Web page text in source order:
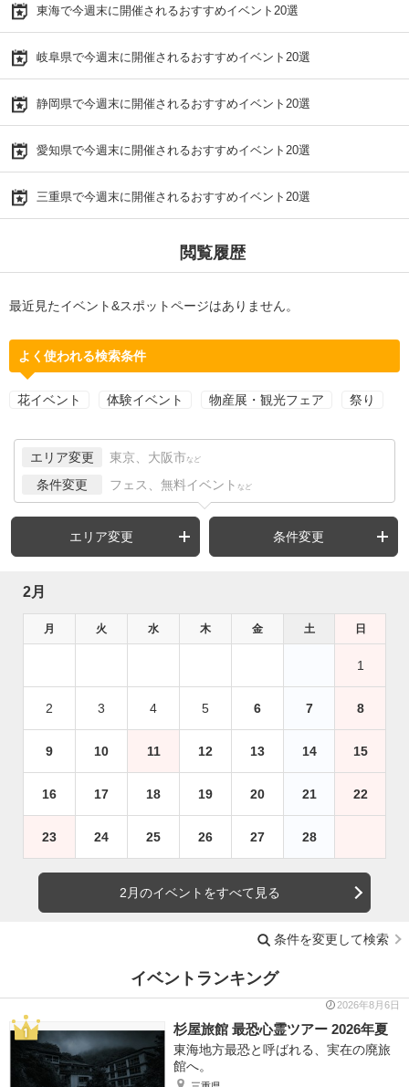
東海で今週末に開催されるおすすめイベント20選
岐阜県で今週末に開催されるおすすめイベント20選
静岡県で今週末に開催されるおすすめイベント20選
愛知県で今週末に開催されるおすすめイベント20選
三重県で今週末に開催されるおすすめイベント20選
閲覧履歴
最近見たイベント&スポットページはありません。
よく使われる検索条件
花イベント 体験イベント 物産展・観光フェア 祭り
エリア変更 東京、大阪市 など
条件変更 フェス、無料イベント など
エリア変更 条件変更
2月
月 火 水 木 金 土 日
1
2 3 4 5 6 7 8
9 10 11 12 13 14 15
16 17 18 19 20 21 22
23 24 25 26 27 28
2月のイベントをすべて見る
条件を変更して検索
イベントランキング
2026年8月6日
杉屋旅館 最恐心霊ツアー 2026年夏
東海地方最恐と呼ばれる、実在の廃旅
館へ。